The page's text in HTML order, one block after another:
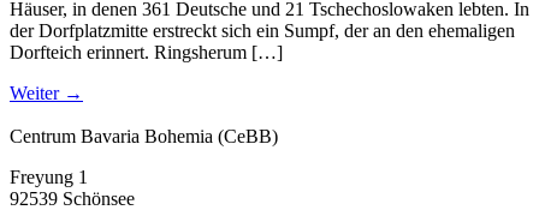
Häuser, in denen 361 Deutsche und 21 Tschechoslowaken lebten. In
der Dorfplatzmitte erstreckt sich ein Sumpf, der an den ehemaligen
Dorfteich erinnert. Ringsherum […]
Weiter →
Centrum Bavaria Bohemia (CeBB)
Freyung 1
92539 Schönsee